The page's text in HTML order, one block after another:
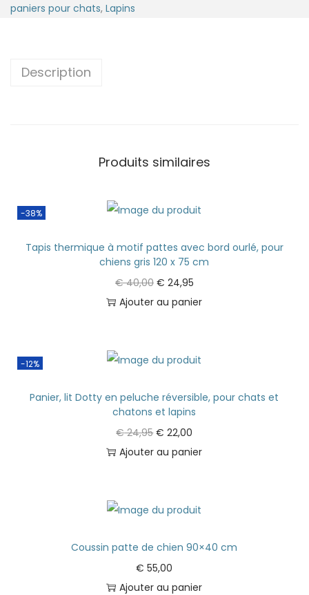
paniers pour chats, Lapins
Description
Produits similaires
-38%
Tapis thermique à motif pattes avec bord ourlé, pour
chiens gris 120 x 75 cm
€40,00 € 24,95
Ajouter au panier
-12%
Panier, lit Dotty en peluche réversible, pour chats et
chatons et lapins
€24,95 € 22,00
Ajouter au panier
Coussin patte de chien 90×40 cm
€ 55,00
Ajouter au panier